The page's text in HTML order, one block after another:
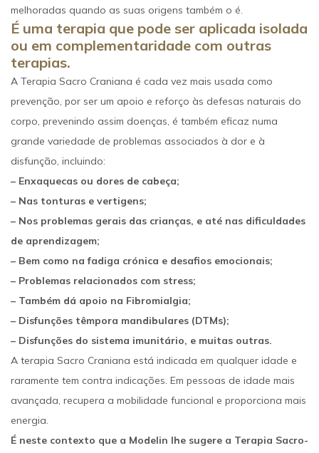
melhoradas quando as suas origens também o é.
É uma terapia que pode ser aplicada isolada
ou em complementaridade com outras
terapias.
A Terapia Sacro Craniana é cada vez mais usada como
prevenção, por ser um apoio e reforço às defesas naturais do
corpo, prevenindo assim doenças, é também eficaz numa
grande variedade de problemas associados à dor e à
disfunção, incluindo:
– Enxaquecas ou dores de cabeça;
– Nas tonturas e vertigens;
– Nos problemas gerais das crianças, e até nas dificuldades
de aprendizagem;
– Bem como na fadiga crónica e desafios emocionais;
– Problemas relacionados com stress;
– Também dá apoio na Fibromialgia;
– Disfunções têmpora mandibulares (DTMs);
– Disfunções do sistema imunitário, e muitas outras.
A terapia Sacro Craniana está indicada em qualquer idade e
raramente tem contra indicações. Em pessoas de idade mais
avançada, recupera a mobilidade funcional e proporciona mais
energia.
É neste contexto que a Modelin lhe sugere a Terapia Sacro-